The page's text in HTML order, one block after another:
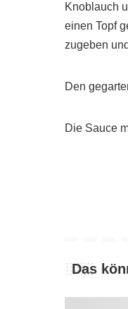
Knoblauch
einen Topf
zugeben
Den
Die Sauce
Das